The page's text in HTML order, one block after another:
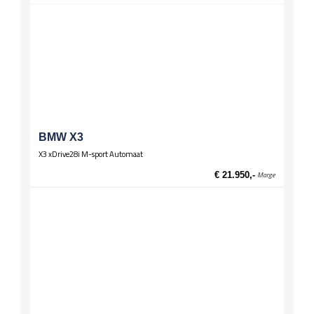
BMW X3
X3 xDrive28i M-sport Automaat
€ 21.950,- Marge